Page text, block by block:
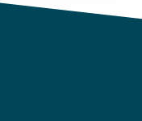
sitio web con
publicidad y análisis